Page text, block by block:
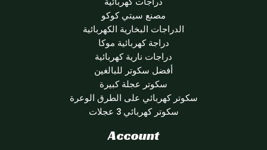
مصنع سيتي كوكو
الدراجات البخارية الكهربائية
دراجة كهربائية موكا
دراجات نارية كهربائية
أفضل سكوتر للبالغين
سكوتر عجلة كبيرة
سكوتر كهربائي على الطرق الوعرة
سكوتر كهربائي 3 عجلات
Account